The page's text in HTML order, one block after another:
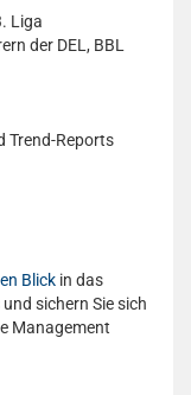
Liga
der DEL, BBL
Trend-Reports
Blick in das
sichern Sie sich
Management